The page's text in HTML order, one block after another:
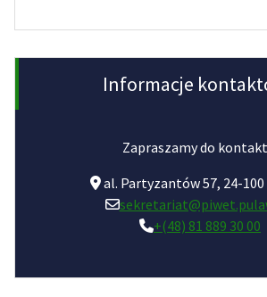
Informacje
Zapraszamy do
al. Partyzantów 57, 24-100
+(48) 81 889 30 00